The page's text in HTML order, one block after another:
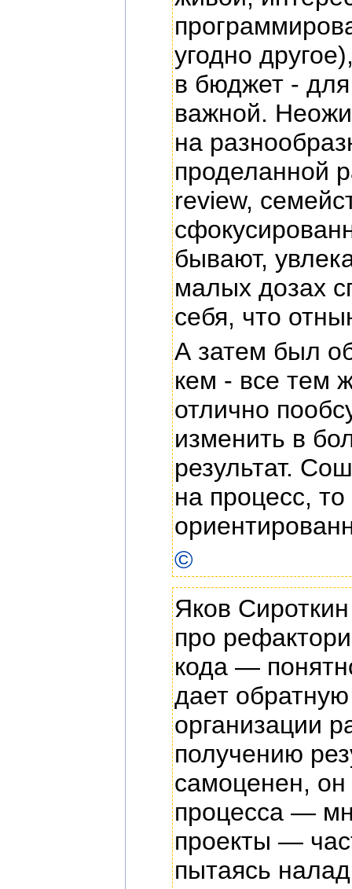
угодно
в бюджет -
важной.
на
проделанной
review,
бывают,
малых дозах
себя, что
А затем был
кем - все тем
отлично
изменить в
результат.
на процесс,
©
Яков
про
кода —
дает
организации
получению
самоценен, он
процесса —
проекты —
пытаясь